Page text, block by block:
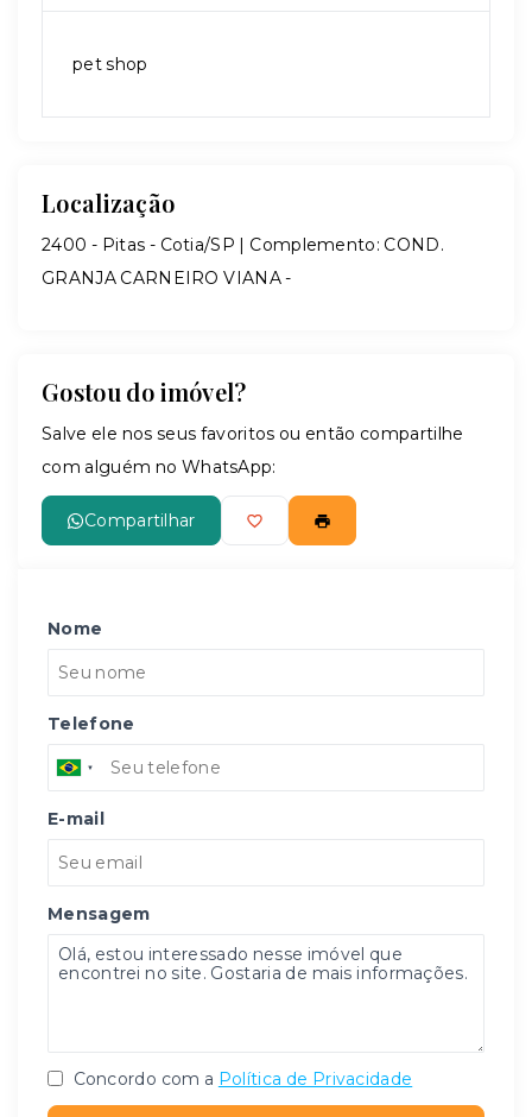
pet shop
Localização
2400 - Pitas - Cotia/SP | Complemento: COND.
GRANJA CARNEIRO VIANA -
Gostou do imóvel?
Salve ele nos seus favoritos ou então compartilhe
com alguém no WhatsApp:
Compartilhar
Nome
Telefone
E-mail
Mensagem
Concordo com a Política de Privacidade